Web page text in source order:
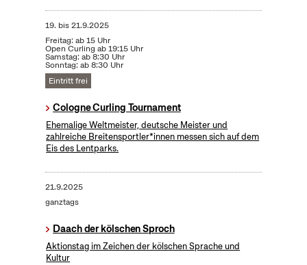
19. bis21.9.2025
Freitag: ab 15 Uhr
Open Curling ab 19:15 Uhr
Samstag: ab 8:30 Uhr
Sonntag: ab 8:30 Uhr
Eintritt frei
Cologne Curling Tournament
Ehemalige Weltmeister, deutsche Meister und
zahlreiche Breitensportler*innen messen sich auf dem
Eis des Lentparks.
21.9.2025
ganztags
Daach der kölschen Sproch
Aktionstag im Zeichen der kölschen Sprache und
Kultur